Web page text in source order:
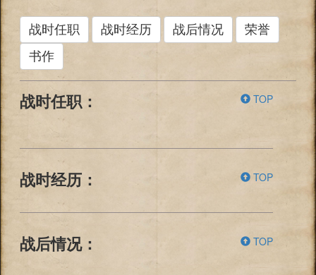
战时任职 战时经历 战后情况
荣誉
书作
战时任职： TOP
战时经历： TOP
战后情况： TOP